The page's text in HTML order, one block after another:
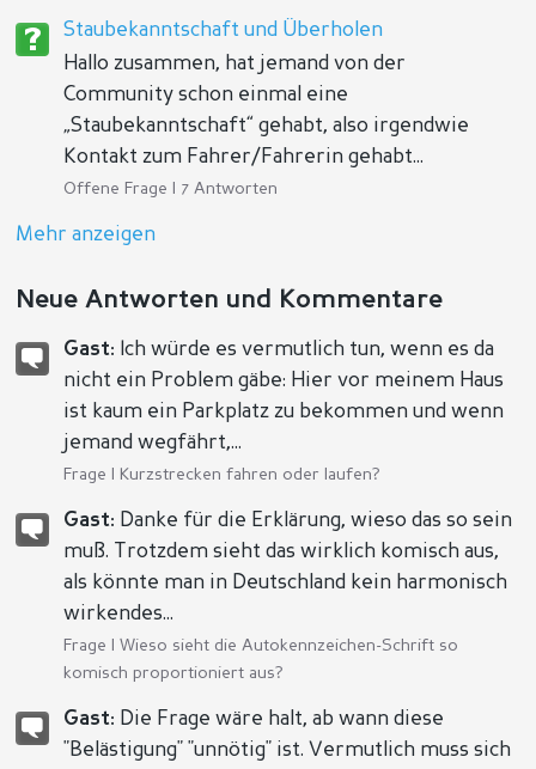
Staubekanntschaft und Überholen
Hallo zusammen, hat jemand von der
Community schon einmal eine
„Staubekanntschaft“ gehabt, also irgendwie
Kontakt zum Fahrer/Fahrerin gehabt...
Offene Frage | 7 Antworten
Mehr anzeigen
Neue Antworten und Kommentare
Gast: Ich würde es vermutlich tun, wenn es da
nicht ein Problem gäbe: Hier vor meinem Haus
ist kaum ein Parkplatz zu bekommen und wenn
jemand wegfährt,...
Frage | Kurzstrecken fahren oder laufen?
Gast: Danke für die Erklärung, wieso das so sein
muß. Trotzdem sieht das wirklich komisch aus,
als könnte man in Deutschland kein harmonisch
wirkendes...
Frage |Wieso sieht die Autokennzeichen-Schrift so
komisch proportioniert aus?
Gast: Die Frage wäre halt, ab wann diese
"Belästigung" "unnötig" ist. Vermutlich muss sich